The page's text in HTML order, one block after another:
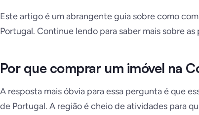
Este artigo é um abrangente guia sobre como
Portugal. Continue lendo para saber mais sobre
Por que comprar um imóvel na
A resposta mais óbvia para essa pergunta é que
de Portugal. A região é cheio de atividades para